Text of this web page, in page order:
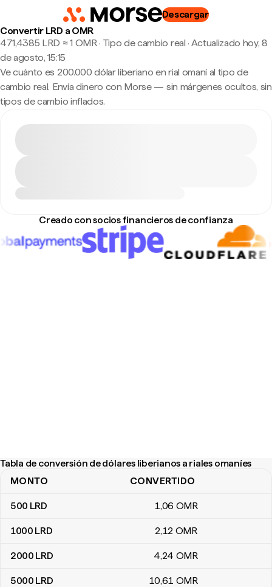
Descargar
Convertir LRD a OMR
471,4385 LRD ≈ 1 OMR · Tipo de cambio real · Actualizado hoy, 8
de agosto, 15:15
Ve cuánto es 200.000 dólar liberiano en rial omaní al tipo de
cambio real. Envía dinero con Morse — sin márgenes ocultos, sin
tipos de cambio inflados.
Creado con socios financieros de confianza
Tabla de conversión de dólares liberianos a riales omaníes
Tabla de conversión de dólares liberianos a riales omaníes
MONTO CONVERTIDO
500 LRD 1,06 OMR
1000 LRD 2,12 OMR
2000 LRD 4,24 OMR
5000 LRD 10,61 OMR